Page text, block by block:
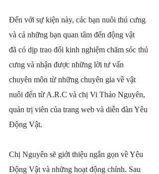
Đến với sự kiện này, các bạn nuôi thú cưng
và cả những bạn quan tâm đến động vật
đã có dịp trao đổi kinh nghiệm chăm sóc thú
cưng và nhận được những lời tư vấn
chuyên môn từ những chuyên gia về vật
nuôi đến từ A.R.C và chị Vi Thảo Nguyên,
quản trị viên của trang web và diễn đàn Yêu
Động Vật.
Chị Nguyên sẽ giới thiệu ngắn gọn về Yêu
Động Vật và những hoạt động chính. Sau